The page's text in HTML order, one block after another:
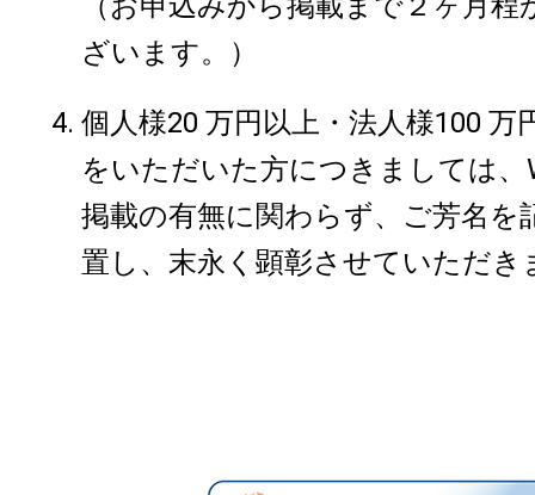
ざいます。）
個人様20 万円以上・法人様100 万
をいただいた方につきましては、
掲載の有無に関わらず、ご芳名を
置し、末永く顕彰させていただき